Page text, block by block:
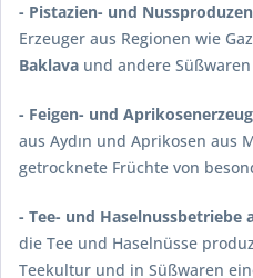
- Pistazien- und
Erzeuger aus Regionen wie
Baklava und andere
- Feigen- und
aus Aydın und Aprikosen aus
getrocknete Früchte von
- Tee- und Haselnussbetriebe
die Tee und Haselnüsse
Teekultur und in Süßwaren